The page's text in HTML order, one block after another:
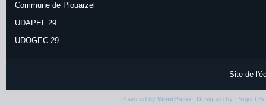
Commune de Plouarzel
UDAPEL 29
UDOGEC 29
Site de
Powered by WordPress| Designed by: Project